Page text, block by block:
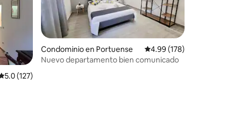
promedio: 5.0 de 5; 127 evaluaciones
5.0 (127)
Condominio en Portuense Calificación promedio:
4.99 (178)
Nuevo departamento bien comunicado